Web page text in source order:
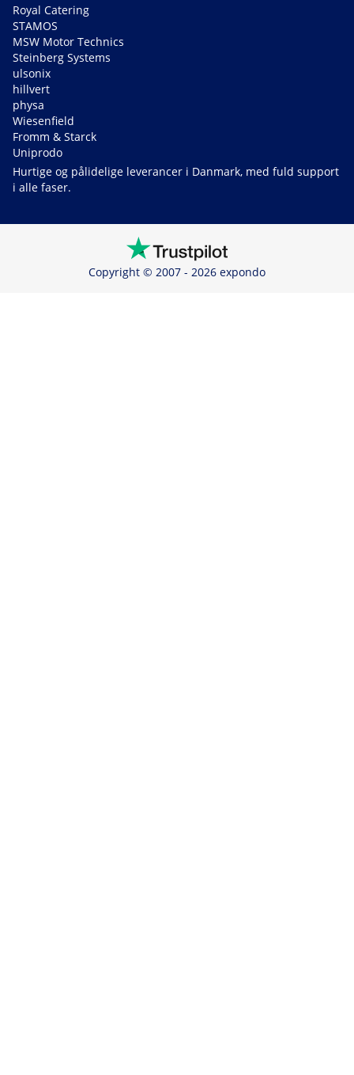
Royal Catering
STAMOS
MSW Motor Technics
Steinberg Systems
ulsonix
hillvert
physa
Wiesenfield
Fromm & Starck
Uniprodo
Hurtige og pålidelige leverancer i Danmark, med fuld support
i alle faser.
Copyright © 2007 - 2026 expondo